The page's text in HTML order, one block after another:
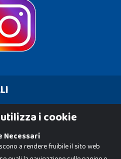
i cookie
Necessari
a rendere fruibile il sito web